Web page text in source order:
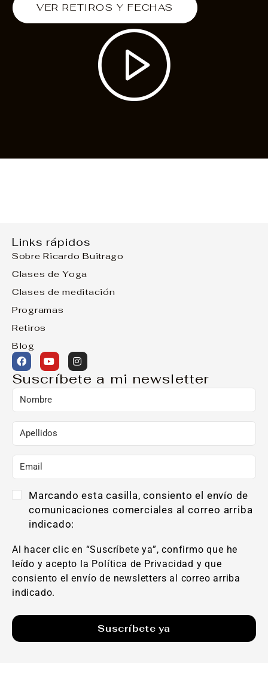
VER RETIROS Y FECHAS
Links rápidos
Sobre Ricardo Buitrago
Clases de Yoga
Clases de meditación
Programas
Retiros
Blog
Suscríbete a mi newsletter
Marcando esta casilla, consiento el envío de
comunicaciones comerciales al correo arriba
indicado:
Al hacer clic en “Suscríbete ya”, confirmo que he
leído y acepto la Política de Privacidad y que
consiento el envío de newsletters al correo arriba
indicado.
Suscríbete ya